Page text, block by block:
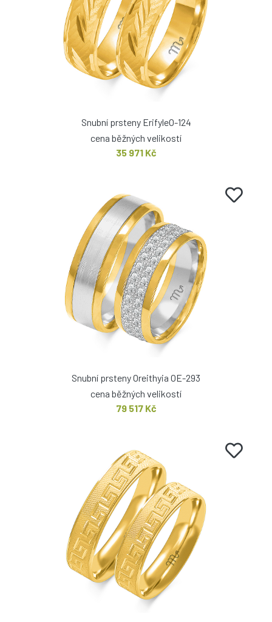
Snubní prsteny ErifyleO-124
cena běžných velikostí
35 971 Kč
Snubní prsteny Oreithyia OE-293
cena běžných velikostí
79 517 Kč